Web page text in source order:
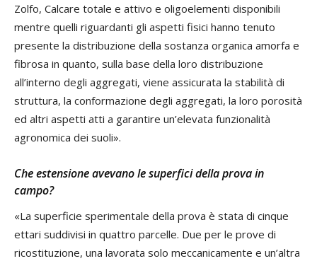
Zolfo, Calcare totale e attivo e oligoelementi disponibili
mentre quelli riguardanti gli aspetti fisici hanno tenuto
presente la distribuzione della sostanza organica amorfa e
fibrosa in quanto, sulla base della loro distribuzione
all’interno degli aggregati, viene assicurata la stabilità di
struttura, la conformazione degli aggregati, la loro porosità
ed altri aspetti atti a garantire un’elevata funzionalità
agronomica dei suoli».
Che estensione avevano le superfici della prova in
campo?
«La superficie sperimentale della prova è stata di cinque
ettari suddivisi in quattro parcelle. Due per le prove di
ricostituzione, una lavorata solo meccanicamente e un’altra